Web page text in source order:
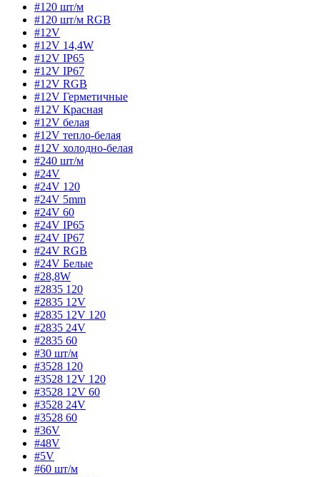
#120 шт/м
#120 шт/м RGB
#12V
#12V 14,4W
#12V IP65
#12V IP67
#12V RGB
#12V Герметичные
#12V Красная
#12V белая
#12V тепло-белая
#12V холодно-белая
#240 шт/м
#24V
#24V 120
#24V 5mm
#24V 60
#24V IP65
#24V IP67
#24V RGB
#24V Белые
#28,8W
#2835 120
#2835 12V
#2835 12V 120
#2835 24V
#2835 60
#30 шт/м
#3528 120
#3528 12V 120
#3528 12V 60
#3528 24V
#3528 60
#36V
#48V
#5V
#60 шт/м